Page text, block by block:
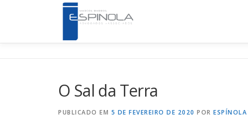
Pular para o conteúdo
O Sal da Terra
PUBLICADO EM 5 DE FEVEREIRO DE 2020 POR